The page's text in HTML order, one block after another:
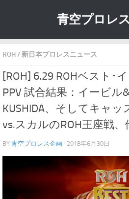
青空プロレ
ROH/ 新日本プロレスニュース
[ROH] 6.29 ROHベスト･
PPV 試合結果：イービル
KUSHIDA、そしてキャッ
vs.スカルのROH王座戦、
BY 青空プロレス企画 · 2018年6月30日